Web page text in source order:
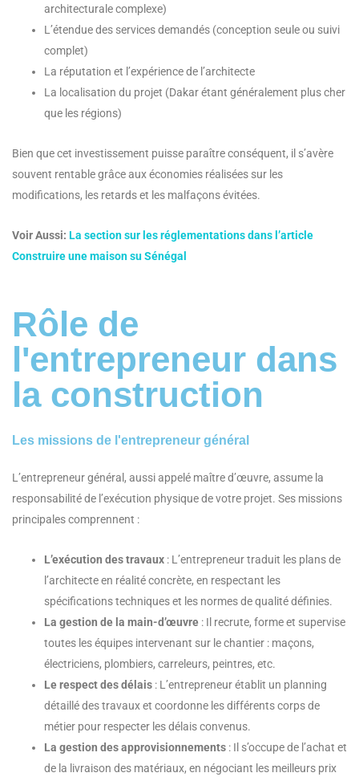
architecturale complexe)
L’étendue des services demandés (conception seule ou suivi
complet)
La réputation et l’expérience de l’architecte
La localisation du projet (Dakar étant généralement plus cher
que les régions)
Bien que cet investissement puisse paraître conséquent, il s’avère
souvent rentable grâce aux économies réalisées sur les
modifications, les retards et les malfaçons évitées.
Voir Aussi: La section sur les réglementations dans l’article
Construire une maison su Sénégal
Rôle de
l'entrepreneur dans
la construction
Les missions de l'entrepreneur général
L’entrepreneur général, aussi appelé maître d’œuvre, assume la
responsabilité de l’exécution physique de votre projet. Ses missions
principales comprennent :
L’exécution des travaux : L’entrepreneur traduit les plans de
l’architecte en réalité concrète, en respectant les
spécifications techniques et les normes de qualité définies.
La gestion de la main-d’œuvre : Il recrute, forme et supervise
toutes les équipes intervenant sur le chantier : maçons,
électriciens, plombiers, carreleurs, peintres, etc.
Le respect des délais : L’entrepreneur établit un planning
détaillé des travaux et coordonne les différents corps de
métier pour respecter les délais convenus.
La gestion des approvisionnements : Il s’occupe de l’achat et
de la livraison des matériaux, en négociant les meilleurs prix